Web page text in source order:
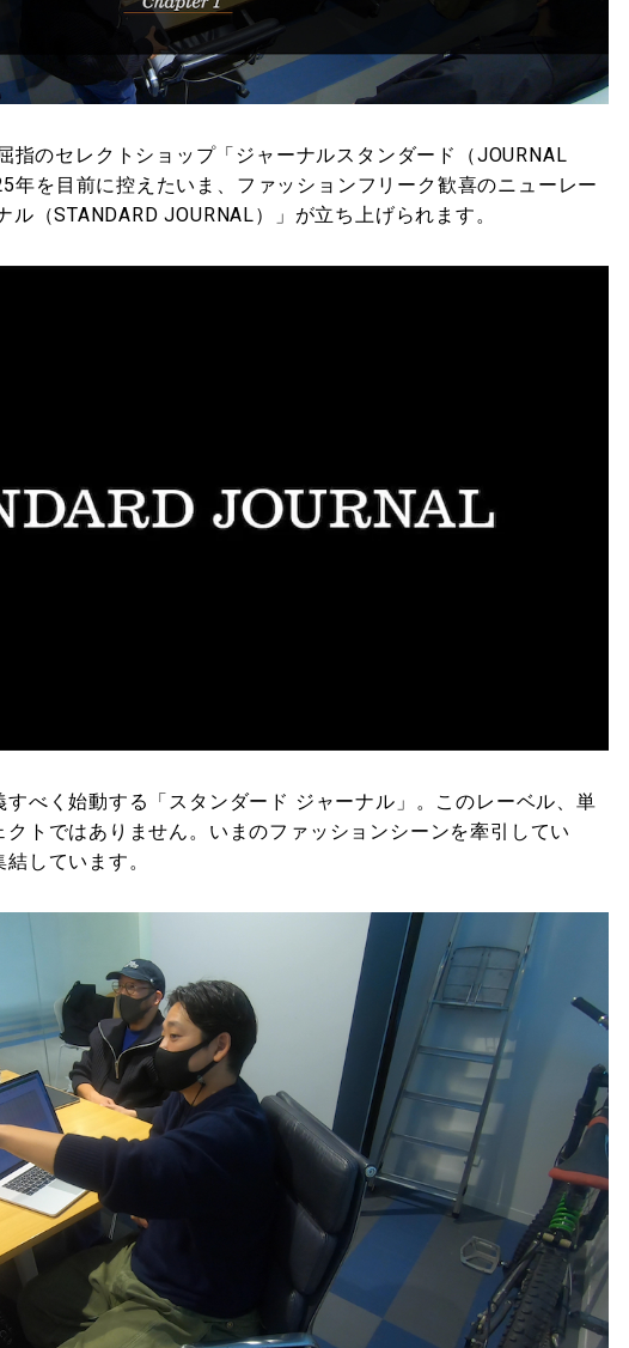
指のセレクトショップ「ジャーナルスタンダード（JOURNAL
年を目前に控えたいま、ファッションフリーク歓喜のニューレー
（STANDARD JOURNAL）」が立ち上げられます。
すべく始動する「スタンダード ジャーナル」。このレーベル、単
トではありません。いまのファッションシーンを牽引してい
しています。